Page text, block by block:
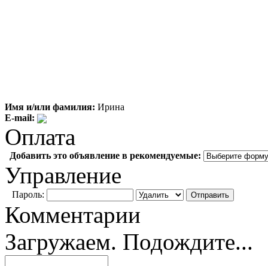
Имя и/или фамилия: Ирина
E-mail:
Оплата
Добавить это объявление в рекомендуемые:
Управление
Пароль:
Комментарии
Загружаем. Подождите...